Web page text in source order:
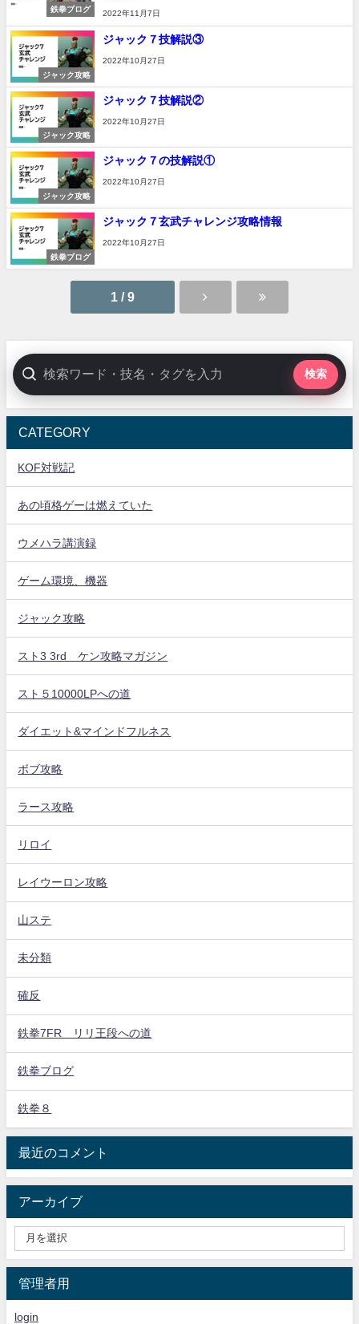
鉄拳ブログ
2022年11月7日
ジャック攻略
ジャック７技解説③
2022年10月27日
ジャック攻略
ジャック７技解説②
2022年10月27日
ジャック攻略
ジャック７の技解説①
2022年10月27日
鉄拳ブログ
ジャック７玄武チャレンジ攻略情報
2022年10月27日
1 / 9
検索
CATEGORY
KOF対戦記
あの頃格ゲーは燃えていた
ウメハラ講演録
ゲーム環境、機器
ジャック攻略
スト3 3rd ケン攻略マガジン
スト５10000LPへの道
ダイエット&マインドフルネス
ボブ攻略
ラース攻略
リロイ
レイウーロン攻略
山ステ
未分類
確反
鉄拳7FR リリ王段への道
鉄拳ブログ
鉄拳８
最近のコメント
アーカイブ
管理者用
login